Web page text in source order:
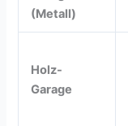
(Metall)
Holz-
Garage